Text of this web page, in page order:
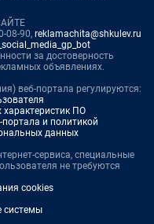
08-90, reklamachita@shkulev.ru
за достоверность
объявлениях.
веб-портала регулируются:
ПО
и политикой
данных
сервиса, специальные
не требуются
cookies
системы